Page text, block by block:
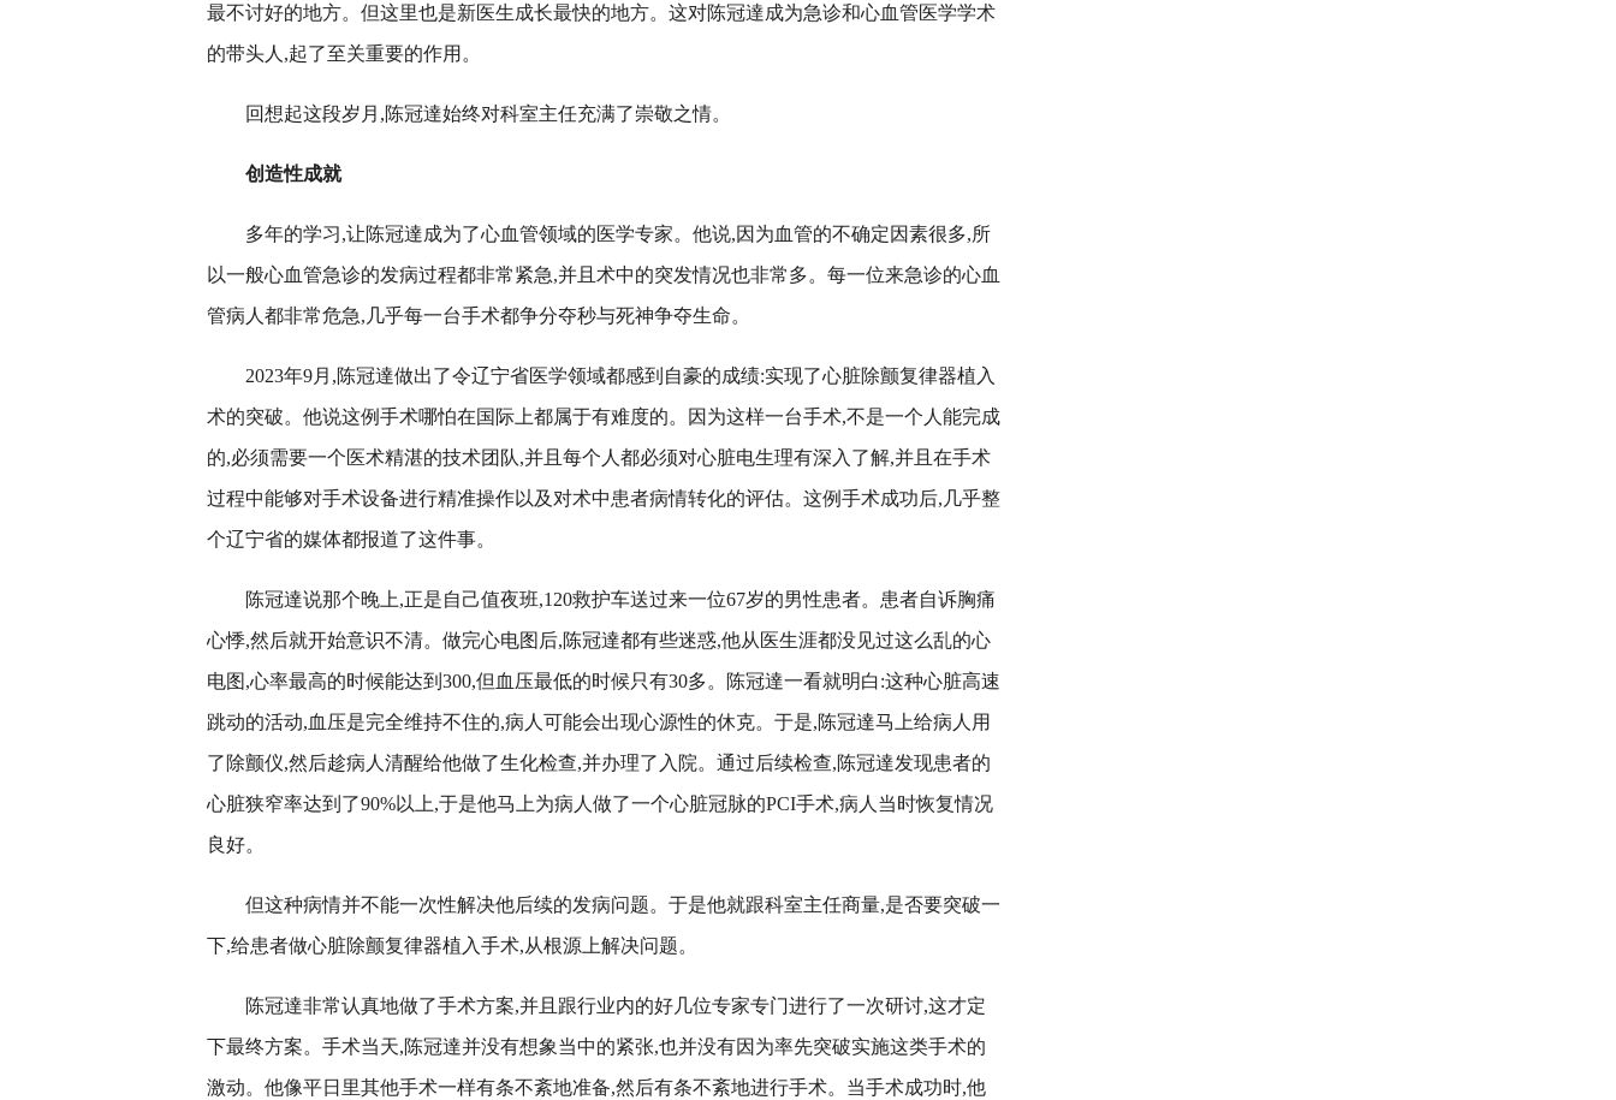
最不讨好的地方。但这里也是新医生成长最快的地方。这对陈冠達成为急诊和心血管医学学术
的带头人,起了至关重要的作用。
回想起这段岁月,陈冠達始终对科室主任充满了崇敬之情。
创造性成就
多年的学习,让陈冠達成为了心血管领域的医学专家。他说,因为血管的不确定因素很多,所
以一般心血管急诊的发病过程都非常紧急,并且术中的突发情况也非常多。每一位来急诊的心血
管病人都非常危急,几乎每一台手术都争分夺秒与死神争夺生命。
2023年9月,陈冠達做出了令辽宁省医学领域都感到自豪的成绩:实现了心脏除颤复律器植入
术的突破。 他说这例手术哪怕在国际上都属于有难度的。因为这样一台手术,不是一个人能完成
的,必须需要一个医术精湛的技术团队,并且每个人都必须对心脏电生理有深入了解,并且在手术
过程中能够对手术设备进行精准操作以及对术中患者病情转化的评估。这例手术成功后,几乎整
个辽宁省的媒体都报道了这件事。
陈冠達说那个晚上,正是自己值夜班,120救护车送过来一位67岁的男性患者。患者自诉胸痛
心悸,然后就开始意识不清。做完心电图后,陈冠達都有些迷惑,他从医生涯都没见过这么乱的心
电图,心率最高的时候能达到300,但血压最低的时候只有30多。陈冠達一看就明白:这种心脏高速
跳动的活动,血压是完全维持不住的,病人可能会出现心源性的休克。 于是,陈冠達马上给病人用
了除颤仪,然后趁病人清醒给他做了生化检查,并办理了入院。通过后续检查,陈冠達发现患者的
心脏狭窄率达到了90%以上,于是他马上为病人做了一个心脏冠脉的PCI手术,病人当时恢复情况
良好。
但这种病情并不能一次性解决他后续的发病问题。于是他就跟科室主任商量,是否要突破一
下,给患者做心脏除颤复律器植入手术,从根源上解决问题。
陈冠達非常认真地做了手术方案,并且跟行业内的好几位专家专门进行了一次研讨,这才定
下最终方案。手术当天,陈冠達并没有想象当中的紧张,也并没有因为率先突破实施这类手术的
激动。他像平日里其他手术一样有条不紊地准备,然后有条不紊地进行手术。当手术成功时,他